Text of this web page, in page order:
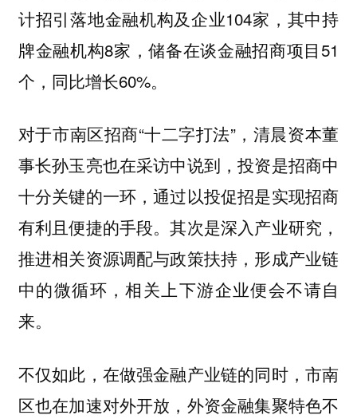
计招引落地金融机构及企业104家，其中持
牌金融机构8家，储备在谈金融招商项目51
个，同比增长60%。
对于市南区招商“十二字打法”，清晨资本董
事长孙玉亮也在采访中说到，投资是招商中
十分关键的一环，通过以投促招是实现招商
有利且便捷的手段。其次是深入产业研究，
推进相关资源调配与政策扶持，形成产业链
中的微循环，相关上下游企业便会不请自
来。
不仅如此，在做强金融产业链的同时，市南
区也在加速对外开放，外资金融集聚特色不